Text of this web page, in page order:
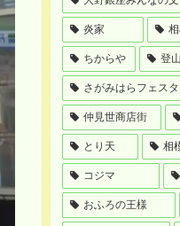
炎家
ちからや 登山
さがみはらフェス
仲見世商店街
とり天 相
コジマ
おふろの王様